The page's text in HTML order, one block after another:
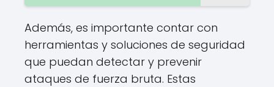
Además, es importante contar con
herramientas y soluciones de seguridad
que puedan detectar y prevenir
ataques de fuerza bruta. Estas